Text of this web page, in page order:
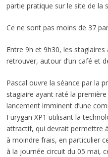
partie pratique sur le site de la
Ce ne sont pas moins de 37
Entre 9h et 9h30, les
retrouver, autour d’un café et
Pascal ouvre la séance par la
stagiaire ayant raté la
lancement imminent d’une
Furygan XP1 utilisant la
attractif, qui devrait permettre
à moindre frais, en particulier
à la journée circuit du 05 mai,